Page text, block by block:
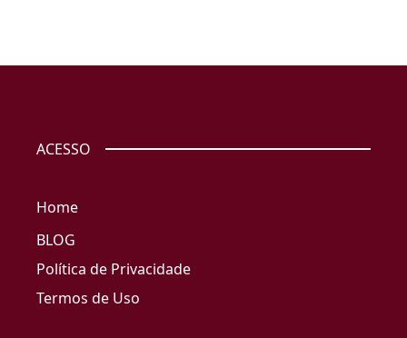
ACESSO
Home
BLOG
Política de Privacidade
Termos de Uso